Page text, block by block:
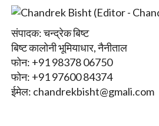
संपादक: चन्द्रेक बिष्ट
बिष्ट कालोनी भूमियाधार, नैनीताल
फोन: +91 98378 06750
फोन: +91 97600 84374
ईमेल: chandrekbisht@gmali.com